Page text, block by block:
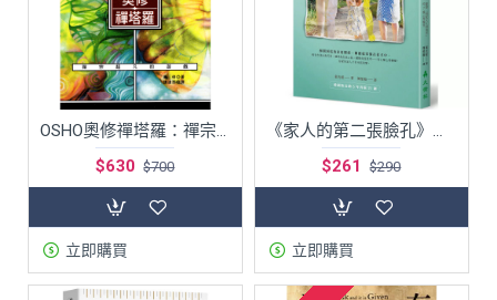
OSHO奧修禪塔羅：禪宗超凡的遊戲 繁體中文版64開本 口袋版 奧修著
$630 $700
立即購買
《家人的第二張臉孔》擺脫「相愛又互相傷害」的7種心理練習
$261
$290
立即購買